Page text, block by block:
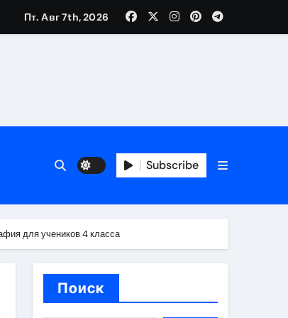
авторского и патентного права
верификации
Пт. Авг 7th, 2026
Subscribe
для учеников 4 класса
Поиск